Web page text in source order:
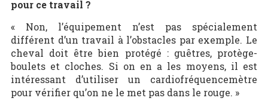
pour ce travail ?
« Non, l’équipement n’est pas spécialement
différent d’un travail à l’obstacles par exemple. Le
cheval doit être bien protégé : guêtres, protège-
boulets et cloches. Si on en a les moyens, il est
intéressant d’utiliser un cardiofréquencemètre
pour vérifier qu’on ne le met pas dans le rouge. »